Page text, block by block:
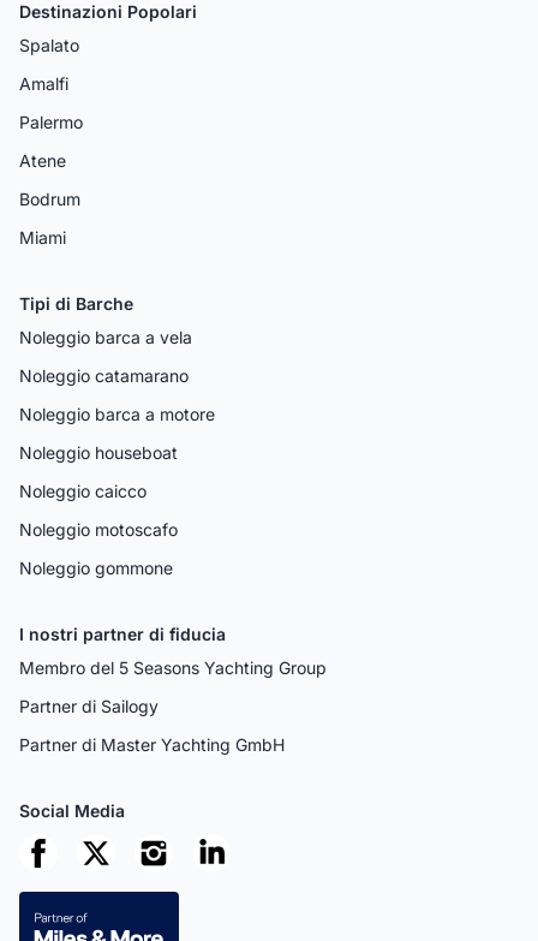
Destinazioni Popolari
Spalato
Amalfi
Palermo
Atene
Bodrum
Miami
Tipi di Barche
Noleggio barca a vela
Noleggio catamarano
Noleggio barca a motore
Noleggio houseboat
Noleggio caicco
Noleggio motoscafo
Noleggio gommone
I nostri partner di fiducia
Membro del 5 Seasons Yachting Group
Partner di Sailogy
Partner di Master Yachting GmbH
Social Media